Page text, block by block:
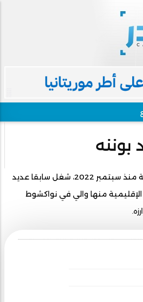
بوننه
والي نواكشوط الغربية منذ سبتمبر 2022، شغل سابقا عديد
الإقليمية منها والي في نواكشوط